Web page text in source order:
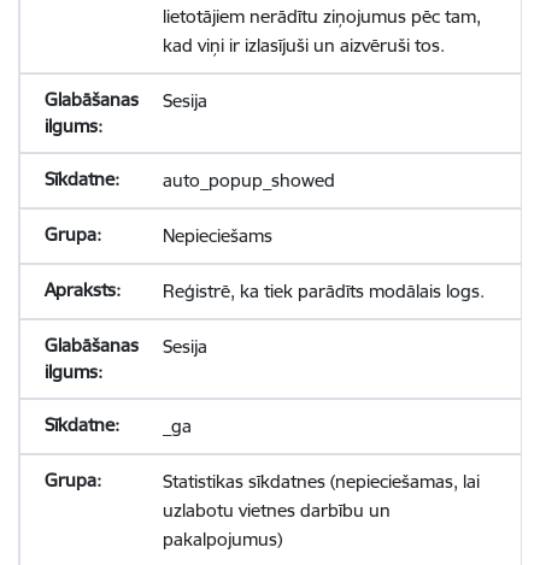
lietotājiem nerādītu ziņojumus pēc tam,
kad viņi ir izlasījuši un aizvēruši tos.
Sesija
auto_popup_showed
Nepieciešams
Reģistrē, ka tiek parādīts modālais logs.
Sesija
_ga
Statistikas sīkdatnes (nepieciešamas, lai
uzlabotu vietnes darbību un
pakalpojumus)